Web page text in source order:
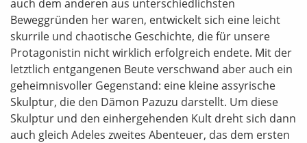
auch dem anderen aus unterschiedlichsten
Beweggründen her waren, entwickelt sich eine leicht
skurrile und chaotische Geschichte, die für unsere
Protagonistin nicht wirklich erfolgreich endete. Mit der
letztlich entgangenen Beute verschwand aber auch ein
geheimnisvoller Gegenstand: eine kleine assyrische
Skulptur, die den Dämon Pazuzu darstellt. Um diese
Skulptur und den einhergehenden Kult dreht sich dann
auch gleich Adeles zweites Abenteuer, das dem ersten